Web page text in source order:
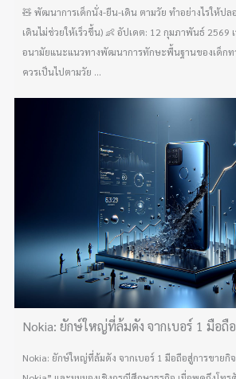
🧸 พัฒนาการเด็กนั่ง-ยืน-เดิน ตามวัย ทำอย่างไรให้ป
เดินไม่ช่วยให้เร็วขึ้น) 👶 อัปเดต: 12 กุมภาพันธ์ 2569
อนามัยแนะแนวทางพัฒนาการทักษะพื้นฐานของเด็ก
ควรเป็นไปตามวัย ...
Nokia: ยักษ์ใหญ่ที่ล้มดัง จากเบอร์ 1 มือถื
Nokia: ยักษ์ใหญ่ที่ล้มดัง จากเบอร์ 1 มือถือสู่การขายกิ